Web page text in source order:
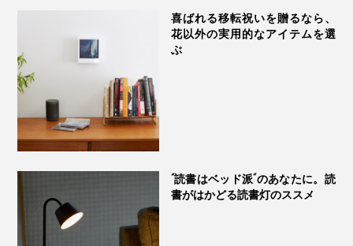
Scene 3：リビング・寝室
リビングや寝室の一角に、身支度をととのえる小物を
置いておけるアクセサリーケースって、可愛らしすぎる
もっとミニマムに、スタイリッシュに、飾るように身の
まわりの小物類をまとめたい人にオススメです。
引き出しの底に入っている紙製シートは、そのまま汚れ
防止シートとしてもお使いいただけます。
喜ばれる移転祝いを贈るなら、
花以外の実用的なアイテムを選
ぶ
“読書はベッド派”のあなたに。読
書がはかどる読書灯のススメ